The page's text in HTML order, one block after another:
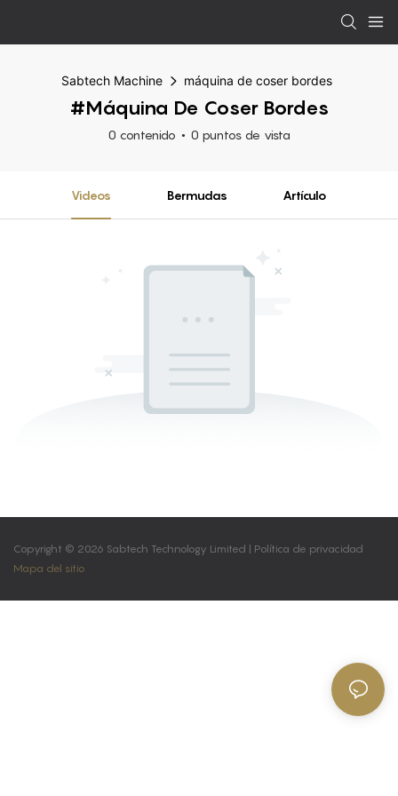
Sabtech Machine máquina de coser bordes
#máquina De Coser Bordes
0 contenido 0 puntos de vista
Videos Bermudas Artículo
Copyright © 2026 Sabtech Technology Limited | Política de privacidad
Mapa del sitio